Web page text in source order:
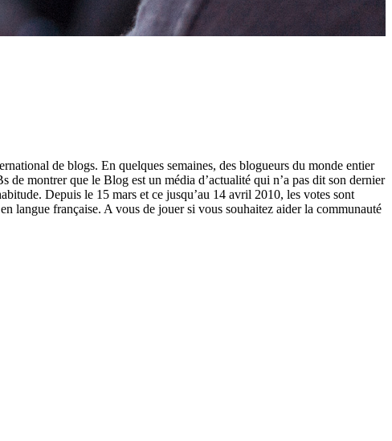
de blogs. En quelques semaines, des blogueurs du monde entier
montrer que le Blog est un média d’actualité qui n’a pas dit son dernier
Depuis le 15 mars et ce jusqu’au 14 avril 2010, les votes sont
langue française. A vous de jouer si vous souhaitez aider la communauté